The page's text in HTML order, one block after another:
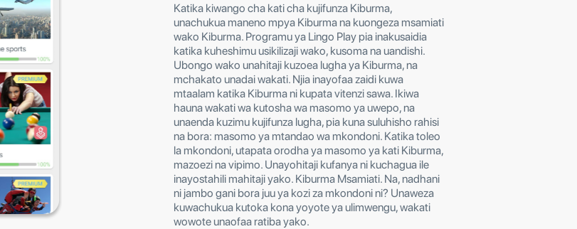
Katika kiwango cha kati cha kujifunza Kiburma,
unachukua maneno mpya Kiburma na kuongeza msamiati
wako Kiburma. Programu ya Lingo Play pia inakusaidia
katika kuheshimu usikilizaji wako, kusoma na uandishi.
Ubongo wako unahitaji kuzoea lugha ya Kiburma, na
mchakato unadai wakati. Njia inayofaa zaidi kuwa
mtaalam katika Kiburma ni kupata vitenzi sawa. Ikiwa
hauna wakati wa kutosha wa masomo ya uwepo, na
unaenda kuzimu kujifunza lugha, pia kuna suluhisho rahisi
na bora: masomo ya mtandao wa mkondoni. Katika toleo
la mkondoni, utapata orodha ya masomo ya kati Kiburma,
mazoezi na vipimo. Unayohitaji kufanya ni kuchagua ile
inayostahili mahitaji yako. Kiburma Msamiati. Na, nadhani
ni jambo gani bora juu ya kozi za mkondoni ni? Unaweza
kuwachukua kutoka kona yoyote ya ulimwengu, wakati
wowote unaofaa ratiba yako.